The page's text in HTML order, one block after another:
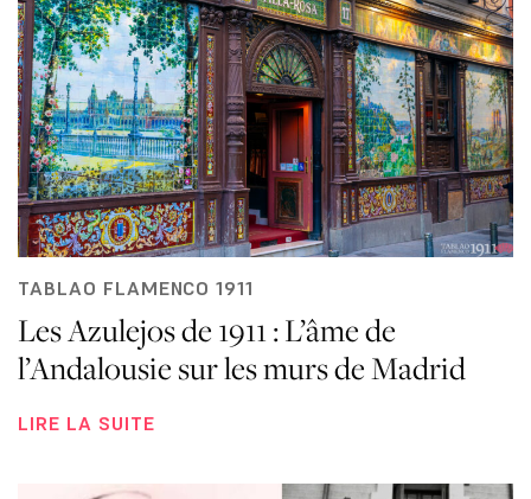
TABLAO FLAMENCO 1911
Les Azulejos de 1911 : L’âme de
l’Andalousie sur les murs de Madrid
LIRE LA SUITE